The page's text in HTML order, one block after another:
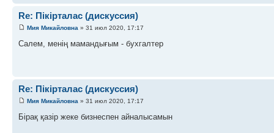
Re: Пікірталас (дискуссия)
Мия Микайловна » 31 июл 2020, 17:17
Салем, менің мамандығым - бухгалтер
Re: Пікірталас (дискуссия)
Мия Микайловна » 31 июл 2020, 17:17
Бірақ қазір жеке бизнеспен айналысамын